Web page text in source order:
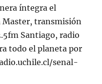
íntegra el
Master, transmisión
Santiago, radio
todo el planeta por
senal-